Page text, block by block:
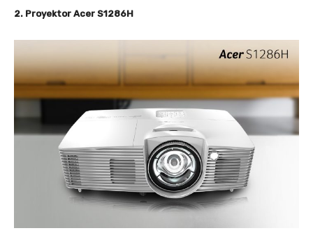
2. Proyektor Acer S1286H